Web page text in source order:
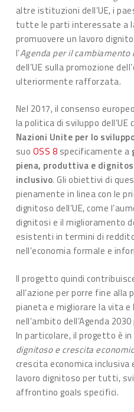
altre istituzioni dell’UE, i
tutte le parti interessate a
promuovere un lavoro
l’Agenda per il cambiamento
dell’UE sulla promozione
ulteriormente rafforzata.
Nel 2017, il consenso
la politica di sviluppo dell’UE
Nazioni Unite per lo
suo OSS 8 specificamente a
piena, produttiva e
inclusivo. Gli obiettivi di
pienamente in linea con le
dignitoso dell’UE, come
dignitosi e il miglioramento
esistenti in termini di
nell’economia formale e
Il progetto quindi
all’azione per porre fine alla
pianeta e migliorare la vita
nell’ambito dell’Agenda
In particolare, il progetto è in
dignitoso e crescita
crescita economica
lavoro dignitoso per tutti,
affrontino goals specifici.